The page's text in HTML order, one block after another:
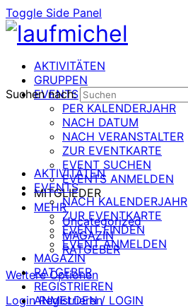
Toggle Side Panel
AKTIVITÄTEN
GRUPPEN
EVENTS
PER KALENDERJAHR
NACH DATUM
NACH VERANSTALTER
ZUR EVENTKARTE
EVENT SUCHEN
EVENTS ANMELDEN
MITGLIEDER
MEHR
Uncategorized
MAGAZIN
RATGEBER
Weitere Optionen
Login Registrieren
Suchen nach:
AKTIVITÄTEN
EVENTS
NACH KALENDERJAHR
ZUR EVENTKARTE
EVENT FINDEN
EVENT ANMELDEN
MAGAZIN
RATGEBER
REGISTRIEREN
ANMELDEN / LOGIN